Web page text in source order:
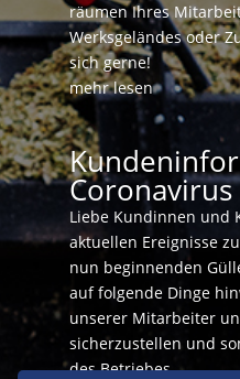
räumen Ihres
Werksgeländes oder
sich gerne!
mehr lesen
Coronavirus
Liebe Kundinnen und
aktuellen Ereignisse
nun beginnenden
auf folgende Dinge
unserer Mitarbeiter
sicherzustellen und
des Betriebes...